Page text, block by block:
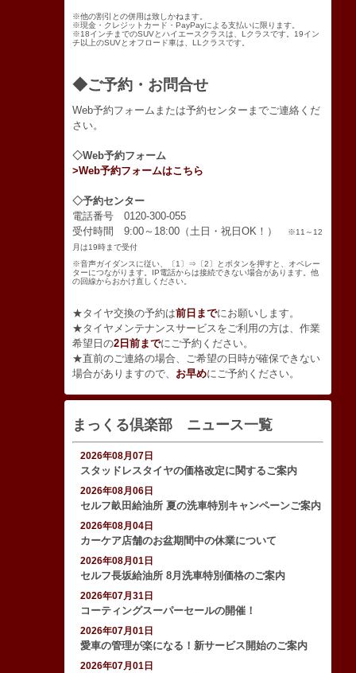
※他の割引との併用は致しかねます。
※現金・クレジットカード・PayPayによる支払いに限ります。
※18インチまでのSUVとハイエースクラスは、Lクラスです。19イン
チ以上のSUVとオフロード車は、LLクラスです。
◆ご予約・お問合せ
Web予約フォームまたは予約センターまでご連絡くだ
さい。
◇Web予約フォーム
>Web予約フォームはこちら
◇予約センター
電話番号 0120-300-055
受付時間 9:00～18:00（土日・祝日OK！）
※11～12
月は19時まで受付
※音声ガイダンスに従い、〔1〕⇒〔2〕とボタンを押すと、オペレー
ターにつながります。IP電話からは接続できない場合があります。他
の回線からおかけ直しください。
★タイヤ交換の予約は前日までにお願いします。
★タイヤメンテナンスサービスをご利用の方は、作業
希望日の2日前までにご予約ください。
★直前のご連絡の場合、ご希望の日時が確保できない
場合がありますので、 お早めにご予約ください。
まっくる倶楽部 ニュース一覧
2026年08月07日
スタッドレスタイヤの価格改定に関するご案内
2026年08月06日
セルフ畝田給油所 夏の洗車特別キャンペーンご案内
2026年08月04日
カーケア店舗のお盆期間中の休業について
2026年08月01日
セルフ長坂給油所 8月洗車特別価格のご案内
2026年07月31日
コーティングスーパーセールの開催！
2026年07月01日
愛車の管理が楽になる！新サービス開始のご案内
2026年07月01日